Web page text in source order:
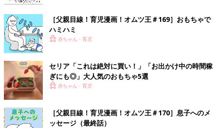
［父親目線！育児漫画！オムツ王＃169］おもちゃで
ハミハミ
赤ちゃん・育児
セリア「これは絶対に買い！」「お出かけ中の時間稼
ぎにも◎」大人気のおもちゃ5選
赤ちゃん・育児
［父親目線！育児漫画！オムツ王＃170］息子へのメ
ッセージ（最終話）